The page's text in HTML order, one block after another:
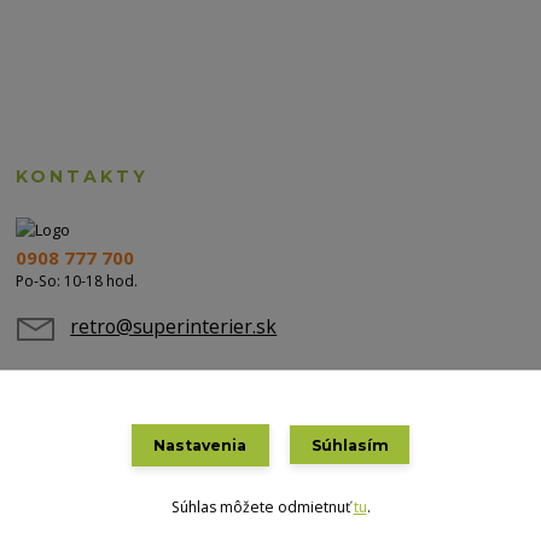
KONTAKTY
0908 777 700
Po-So: 10-18 hod.
retro@superinterier.sk
Vytvorené na Eshop-rychlo.sk
Nastavenia Súhlasím
Súhlas môžete odmietnuťtu.